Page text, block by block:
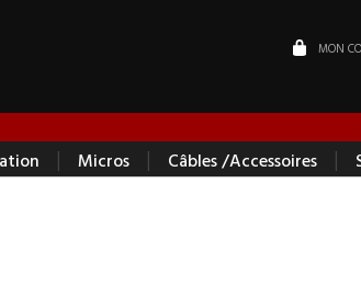
MON
| Micros | Câbles /Accessoires |